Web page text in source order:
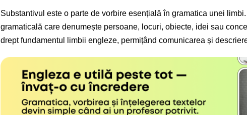
Substantivul este o parte de vorbire esențială în gramatica unei
gramaticală care denumește persoane, locuri, obiecte, idei sau
drept fundamentul limbii engleze, permițând comunicarea și